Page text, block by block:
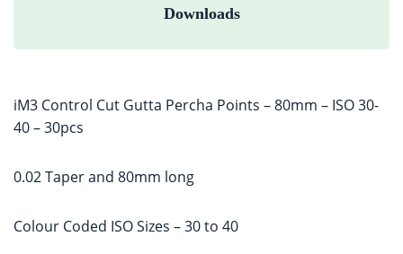
Downloads
iM3 Control Cut Gutta Percha Points – 80mm – ISO 30-
40 – 30pcs
0.02 Taper and 80mm long
Colour Coded ISO Sizes – 30 to 40